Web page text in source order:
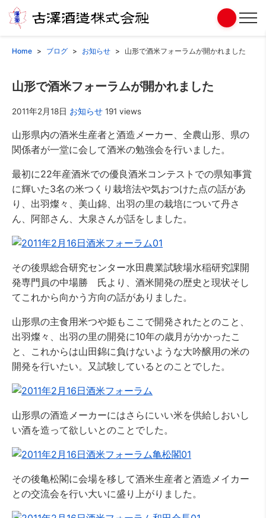
Home ブログ お知らせ 山形で酒米フォーラムが開かれました
山形で酒米フォーラムが開かれました
2011年2月18日 お知らせ 191 views
山形県内の酒米生産者と酒造メーカー、全農山形、県の
関係者が一堂に会して酒米の勉強会を行いました。
最初に22年産酒米での優良酒米コンテストでの県知事賞
に輝いた3名の米つくり栽培法や気おつけた点の話があ
り、出羽燦々、美山錦、出羽の里の栽培について丹さ
ん、阿部さん、大泉さんが話をしました。
その後県総合研究センター水田農業試験場水稲研究課開
発専門員の中場勝 氏より、酒米開発の歴史と現状そし
てこれから向かう方向の話がありました。
山形県の主食用米つや姫もここで開発されたとのこと、
出羽燦々、出羽の里の開発に10年の歳月がかかったこ
と、これからは山田錦に負けないような大吟醸用の米の
開発を行いたい。又試験しているとのことでした。
山形県の酒造メーカーにはさらにいい米を供給しおいし
い酒を造って欲しいとのことでした。
その後亀松閣に会場を移して酒米生産者と酒造メイカー
との交流会を行い大いに盛り上がりました。